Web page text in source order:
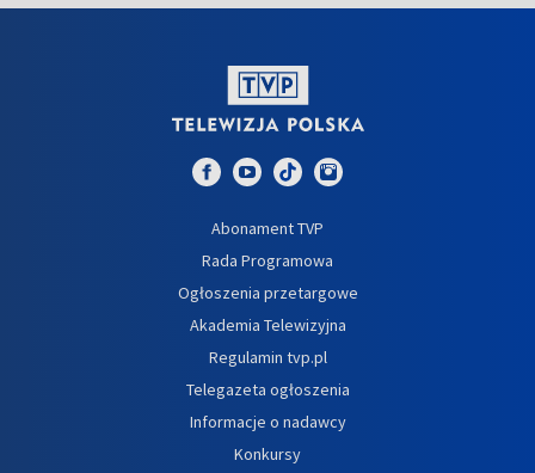
Abonament TVP
Rada Programowa
Ogłoszenia przetargowe
Akademia Telewizyjna
Regulamin tvp.pl
Telegazeta ogłoszenia
Informacje o nadawcy
Konkursy